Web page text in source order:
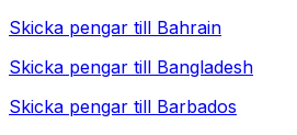
Skicka pengar till Bahrain
Skicka pengar till Bangladesh
Skicka pengar till Barbados